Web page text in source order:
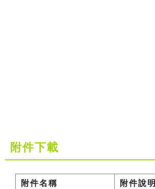
附件下載
附件名稱 附件說明